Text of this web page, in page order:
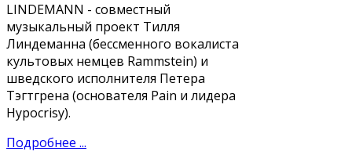
LINDEMANN - совместный
музыкальный проект Тилля
Линдеманна (бессменного вокалиста
культовых немцев Rammstein) и
шведского исполнителя Петера
Тэгтгрена (основателя Pain и лидера
Hypocrisy).
Подробнее ...